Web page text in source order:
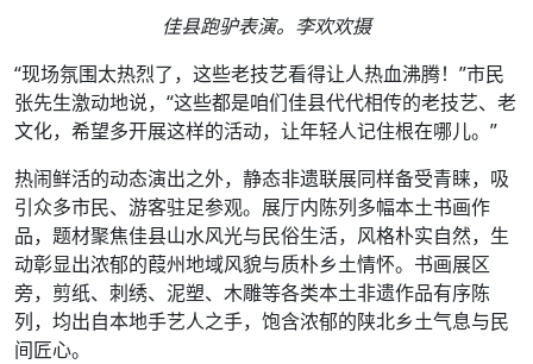
佳县跑驴表演。李欢欢摄
“现场氛围太热烈了，这些老技艺看得让人热血沸腾！”市民
张先生激动地说，“这些都是咱们佳县代代相传的老技艺、老
文化，希望多开展这样的活动，让年轻人记住根在哪儿。”
热闹鲜活的动态演出之外，静态非遗联展同样备受青睐，吸
引众多市民、游客驻足参观。展厅内陈列多幅本土书画作
品，题材聚焦佳县山水风光与民俗生活，风格朴实自然，生
动彰显出浓郁的葭州地域风貌与质朴乡土情怀。书画展区
旁，剪纸、刺绣、泥塑、木雕等各类本土非遗作品有序陈
列，均出自本地手艺人之手，饱含浓郁的陕北乡土气息与民
间匠心。